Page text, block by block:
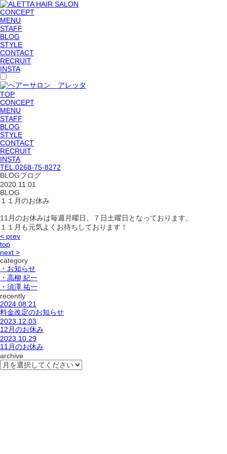
CONCEPT
MENU
STAFF
BLOG
STYLE
CONTACT
RECRUIT
INSTA
TOP
CONCEPT
MENU
STAFF
BLOG
STYLE
CONTACT
RECRUIT
INSTA
TEL. 0268-75-8272
BLOGブログ
2020.11.01
BLOG
１１月のお休み
11月のお休みは毎週月曜日、７日土曜日となっております。
１１月も元気よくお待ちしております！
< prev
top
next >
category
・お知らせ
・高柳 紀一
・須澤 祐一
recently
2024.08.21
料金改定のお知らせ
2023.12.03
12月のお休み
2023.10.29
11月のお休み
archive